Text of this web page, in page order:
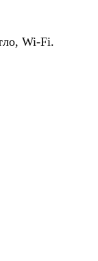
Wi-Fi.